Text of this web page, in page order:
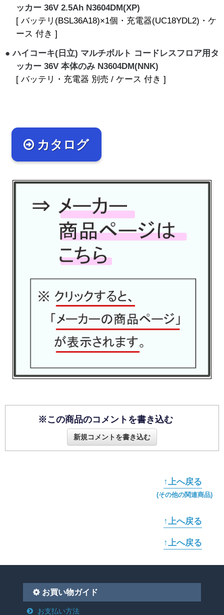
ッカー 36V 2.5Ah N3604DM(XP)
[ バッテリ(BSL36A18)×1個・充電器(UC18YDL2)・ケ
ース 付き ]
ハイコーキ(日立) マルチボルト コードレスフロア用タ
ッカー 36V 本体のみ N3604DM(NNK)
[ バッテリ・充電器 別売 / ケース 付き ]
カタログ
※この商品のコメントを書き込む
新規コメントを書き込む
↑上へ戻る
(その他の関連商品)
↑上へ戻る
↑上へ戻る
お買い物ガイド
お支払い方法